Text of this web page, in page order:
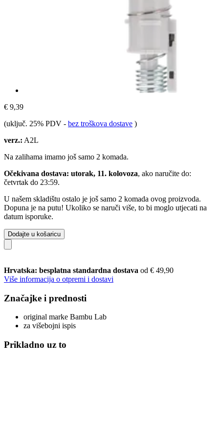
€ 9,39
(uključ. 25% PDV - bez troškova dostave )
verz.: A2L
Na zalihama imamo još samo 2 komada.
Očekivana dostava: utorak, 11. kolovoza, ako naručite do:
četvrtak do 23:59.
U našem skladištu ostalo je još samo 2 komada ovog proizvoda.
Dopuna je na putu! Ukoliko se naruči više, to bi moglo utjecati na
datum isporuke.
Dodajte u košaricu
Hrvatska: besplatna standardna dostava od € 49,90
Više informacija o otpremi i dostavi
Značajke i prednosti
original marke Bambu Lab
za višebojni ispis
Prikladno uz to